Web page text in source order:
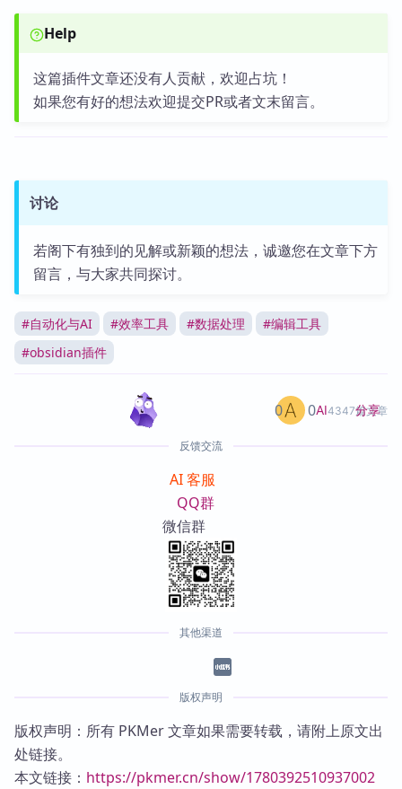
Help
这篇插件文章还没有人贡献，欢迎占坑！
如果您有好的想法欢迎提交PR或者文末留言。
讨论
若阁下有独到的见解或新颖的想法，诚邀您在文章下方
留言，与大家共同探讨。
#自动化与AI #效率工具 #数据处理 #编辑工具
#obsidian插件
AI4347篇文章
0 0 分享
反馈交流
AI 客服
QQ群
微信群
其他渠道
版权声明
版权声明：所有 PKMer 文章如果需要转载，请附上原文出
处链接。
本文链接： https://pkmer.cn/show/1780392510937002